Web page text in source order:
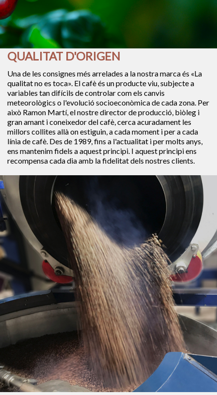
QUALITAT D'ORIGEN
Una de les consignes més arrelades a la nostra marca és «La
qualitat no es toca». El cafè és un producte viu, subjecte a
variables tan difícils de controlar com els canvis
meteorològics o l'evolució socioeconòmica de cada zona. Per
això Ramon Martí, el nostre director de producció, biòleg i
gran amant i coneixedor del cafè, cerca acuradament les
millors collites allà on estiguin, a cada moment i per a cada
línia de cafè. Des de 1989, fins a l'actualitat i per molts anys,
ens mantenim fidels a aquest principi. I aquest principi ens
recompensa cada dia amb la fidelitat dels nostres clients.